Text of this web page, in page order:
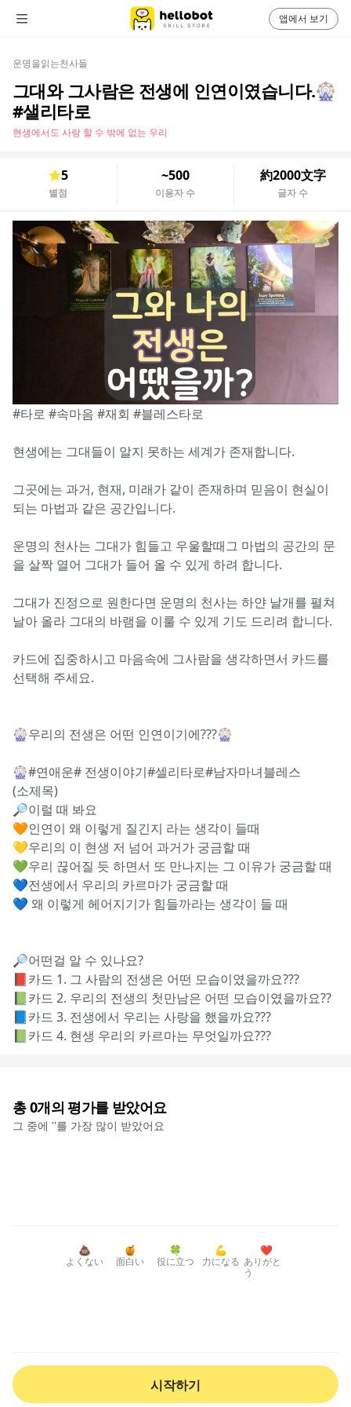
운명을읽는천사들
그대와 그사람은 전생에 인연이였습니다.🎡
#샐리타로
현생에서도 사랑 할 수 밖에 없는 우리
5
별점
~500
이용자 수
約2000文字
글자 수
#타로 #속마음 #재회 #블레스타로
현생에는 그대들이 알지 못하는 세계가 존재합니다.
그곳에는 과거, 현재, 미래가 같이 존재하며 믿음이 현실이
되는 마법과 같은 공간입니다.
운명의 천사는 그대가 힘들고 우울할때그 마법의 공간의 문
을 살짝 열어 그대가 들어 올 수 있게 하려 합니다.
그대가 진정으로 원한다면 운명의 천사는 하얀 날개를 펼쳐
날아 올라 그대의 바램을 이룰 수 있게 기도 드리려 합니다.
카드에 집중하시고 마음속에 그사람을 생각하면서 카드를
선택해 주세요.
🎡우리의 전생은 어떤 인연이기에???🎡
🎡#연애운# 전생이야기#셀리타로#남자마녀블레스
(소제목)
🔎이럴 때 봐요
🧡인연이 왜 이렇게 질긴지 라는 생각이 들때
💛우리의 이 현생 저 넘어 과거가 궁금할 때
💚우리 끊어질 듯 하면서 또 만나지는 그 이유가 궁금할 때
💙전생에서 우리의 카르마가 궁금할 때
💙 왜 이렇게 헤어지기가 힘들까라는 생각이 들 때
🔎어떤걸 알 수 있나요?
📕카드 1. 그 사람의 전생은 어떤 모습이였을까요???
📗카드 2. 우리의 전생의 첫만남은 어떤 모습이였을까요??
📘카드 3. 전생에서 우리는 사랑을 했을까요???
📗카드 4. 현생 우리의 카르마는 무엇일까요???
총0개의 평가를 받았어요
그 중에 ''를 가장 많이 받았어요
💩
よくない
🍯
面白い
🍀
役に立つ
💪
力になる
❤️
ありがと
う
시작하기
앱에서 보기